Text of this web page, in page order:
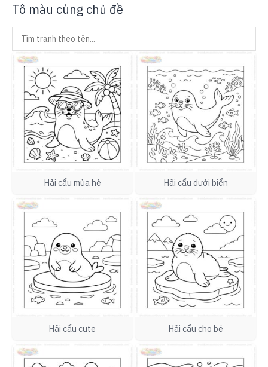
Tô màu cùng chủ đề
Hải cẩu mùa hè Hải cẩu dưới biển
Hải cẩu cute Hải cẩu cho bé